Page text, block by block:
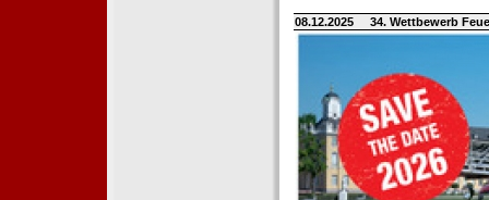
08.12.2025 34. Wettbewerb